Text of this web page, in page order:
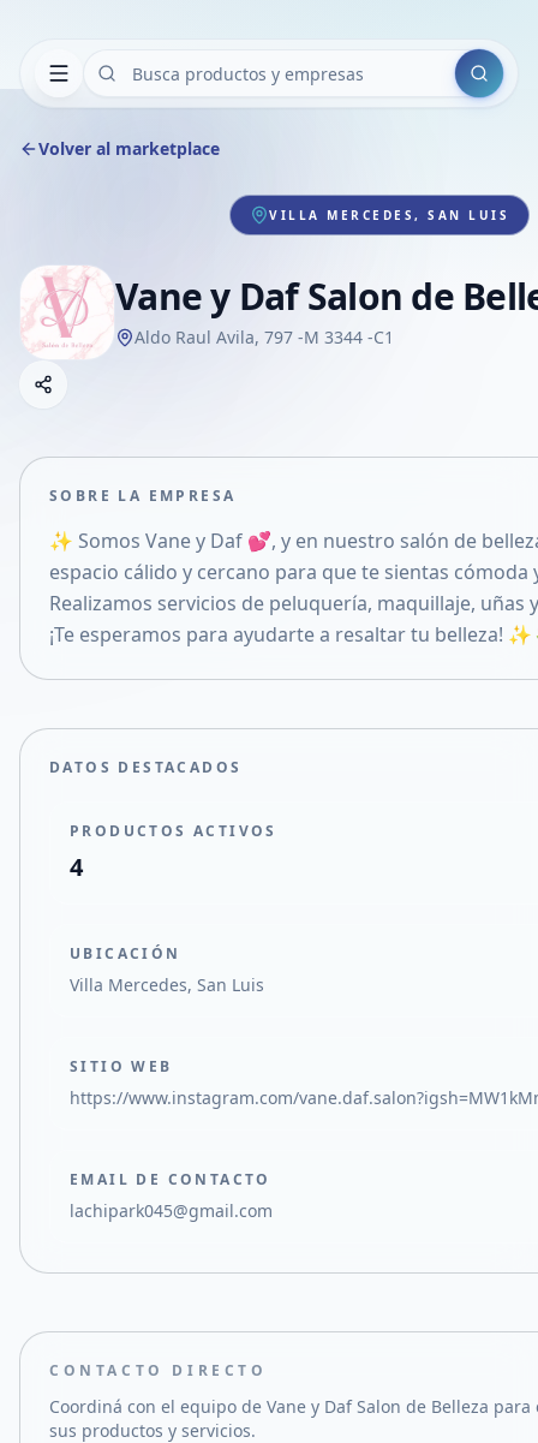
Buscar
Volver al marketplace
VILLA MERCEDES, SAN LUIS
Vane y Daf Salon de
Aldo Raul Avila, 797 -M 3344 -C1
Compartir empresa
Compartir en X
SOBRE LA EMPRESA
✨ Somos Vane y Daf 💕, y en nuestro salón de
espacio cálido y cercano para que te sientas cómoda
Realizamos servicios de peluquería, maquillaje, uñas
¡Te esperamos para ayudarte a resaltar tu belleza!
DATOS DESTACADOS
PRODUCTOS ACTIVOS
4
UBICACIÓN
Villa Mercedes, San Luis
SITIO WEB
https://www.instagram.com/
EMAIL DE CONTACTO
lachipark045@gmail.com
CONTACTO DIRECTO
Coordiná con el equipo de Vane y Daf Salon de Belleza para
sus productos y servicios.